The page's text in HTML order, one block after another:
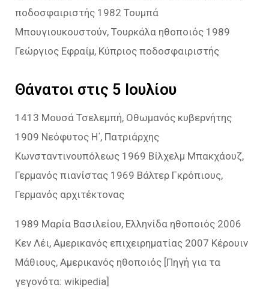
ποδοσφαιριστής 1982 Τουμπά
Μπουγιουκουστούν, Τουρκάλα ηθοποιός 1989
Γεώργιος Εφραίμ, Κύπριος ποδοσφαιριστής
Θάνατοι στις 5 Ιουλίου
1413 Μουσά Τσελεμπή, Οθωμανός κυβερνήτης
1909 Νεόφυτος Η΄, Πατριάρχης
Κωνσταντινουπόλεως 1969 Βίλχελμ Μπακχάουζ,
Γερμανός πιανίστας 1969 Βάλτερ Γκρόπιους,
Γερμανός αρχιτέκτονας
1989 Μαρία Βασιλείου, Ελληνίδα ηθοποιός 2006
Κεν Λέι, Αμερικανός επιχειρηματίας 2007 Κέρουιν
Μάθιους, Αμερικανός ηθοποιός [Πηγή για τα
γεγονότα: wikipedia]